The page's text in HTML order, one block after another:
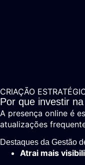
CRIAÇÃO
Por que investir
A presença online é
atualizações
Destaques da Gestão
Atrai mais